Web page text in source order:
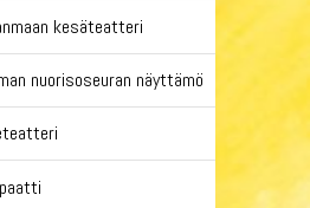
kesäteatteri
nuorisoseuran näyttämö